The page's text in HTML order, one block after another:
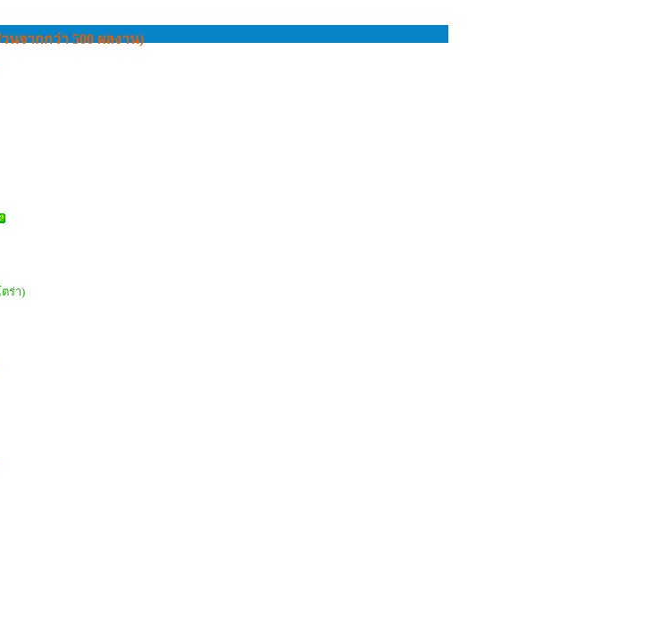
นจากกว่า 500 ผลงาน)
ร่า)